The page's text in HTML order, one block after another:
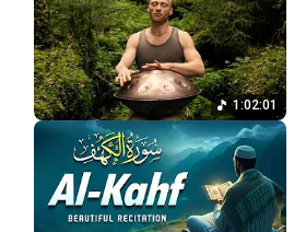
1:02:01